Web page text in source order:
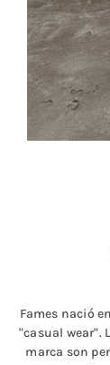
Fames nació
"casual wear".
marca son